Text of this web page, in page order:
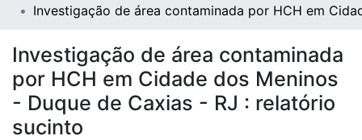
Repositório
Doações/Aquisições
Investigação de área contaminada por HCH em
Investigação de área contaminada
por HCH em Cidade dos Meninos
- Duque de Caxias - RJ : relatório
sucinto